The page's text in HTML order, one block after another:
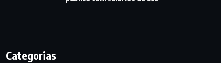
Categorias